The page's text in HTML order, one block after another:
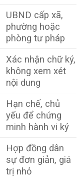
UBND cấp xã,
phường hoặc
phòng tư pháp
Xác nhận chữ ký,
không xem xét
nội dung
Hạn chế, chủ
yếu để chứng
minh hành vi ký
Hợp đồng dân
sự đơn giản, giá
trị nhỏ